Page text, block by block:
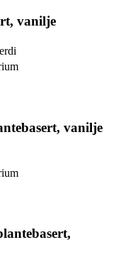
vanilje
vanilje